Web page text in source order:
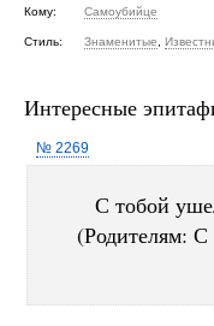
Кому: Самоубийце
Стиль: Знаменитые
Интересные
№ 2269
С тобой
(Родителям: